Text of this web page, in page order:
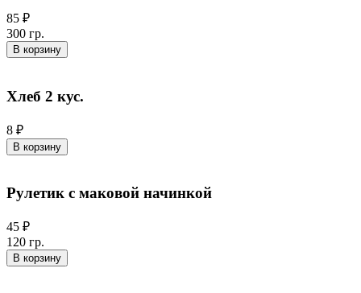
85 ₽
300 гр.
В корзину
Хлеб 2 кус.
8 ₽
В корзину
Рулетик с маковой начинкой
45 ₽
120 гр.
В корзину